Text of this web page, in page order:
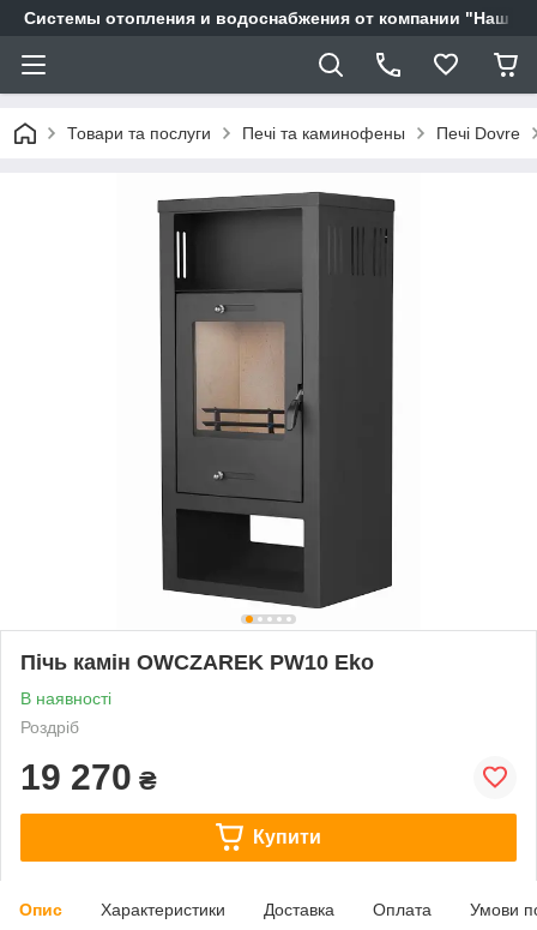
Системы отопления и водоснабжения от компании "Наш
Товари та послуги Печі та каминофены Печі Dovre
Пічь камін OWCZAREK PW10 Eko
В наявності
Роздріб
19 270 ₴
Купити
Опис Характеристики Доставка Оплата Умови